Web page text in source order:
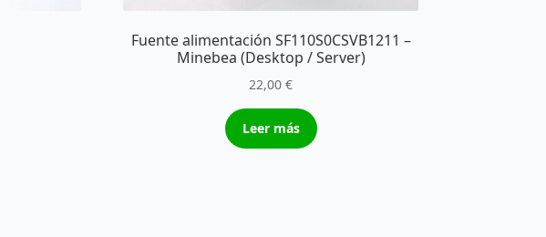
Fuente alimentación SF110S0CSVB1211 –
Minebea (Desktop / Server)
22,00€
Leer más